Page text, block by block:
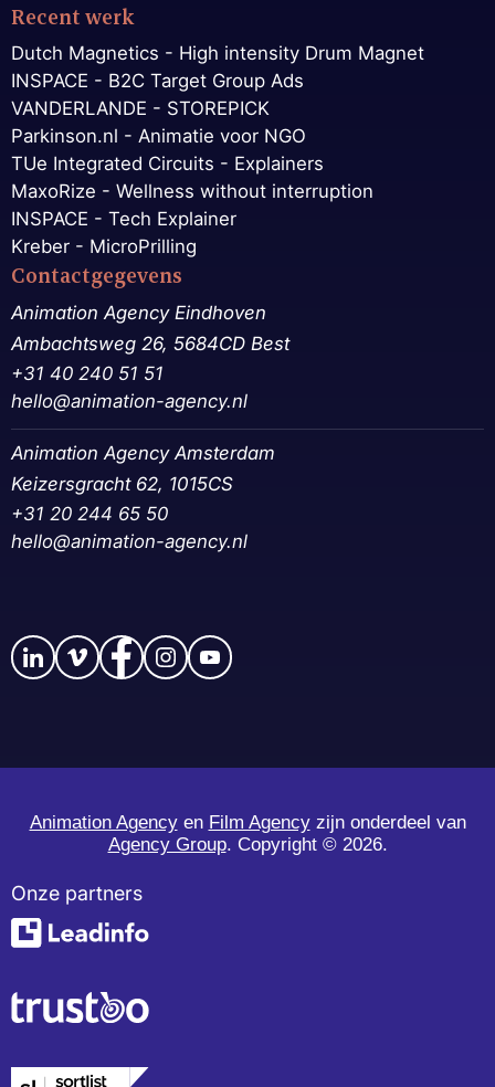
Recent werk
Dutch Magnetics - High intensity Drum Magnet
INSPACE - B2C Target Group Ads
VANDERLANDE - STOREPICK
Parkinson.nl - Animatie voor NGO
TUe Integrated Circuits - Explainers
MaxoRize - Wellness without interruption
INSPACE - Tech Explainer
Kreber - MicroPrilling
Contactgegevens
Animation Agency Eindhoven
Ambachtsweg 26, 5684CD Best
+31 40 240 51 51
hello@animation-agency.nl
Animation Agency Amsterdam
Keizersgracht 62, 1015CS
+31 20 244 65 50‬
hello@animation-agency.nl
Animation Agencyen Film Agencyzijn onderdeel van
Agency Group. Copyright © 2026.
Onze partners